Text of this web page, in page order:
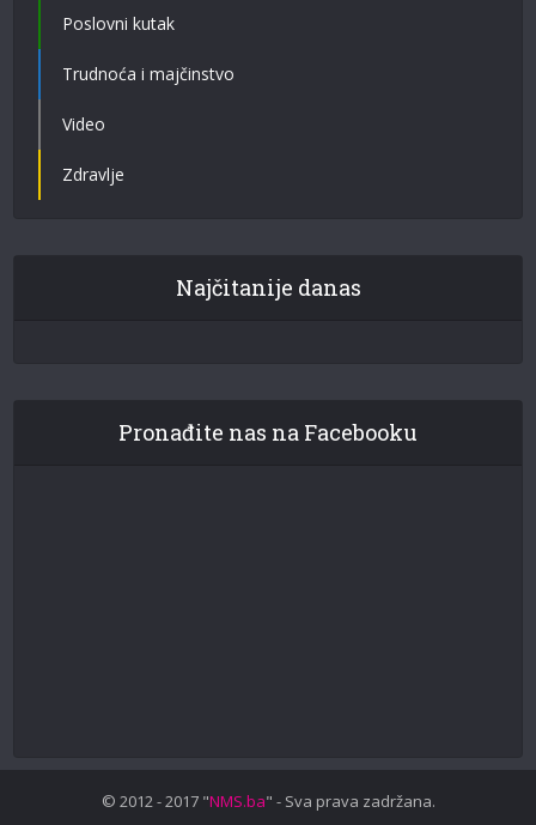
Poslovni kutak
Trudnoća i majčinstvo
Video
Zdravlje
Najčitanije danas
Pronađite nas na Facebooku
© 2012 - 2017 "NMS.ba" - Sva prava zadržana.